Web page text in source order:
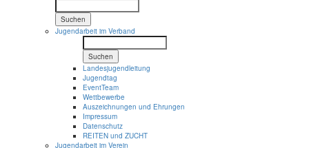
Suchen
Jugendarbeit im Verband
Suchen
Landesjugendleitung
Jugendtag
EventTeam
Wettbewerbe
Auszeichnungen und Ehrungen
Impressum
Datenschutz
REITEN und ZUCHT
Jugendarbeit im Verein